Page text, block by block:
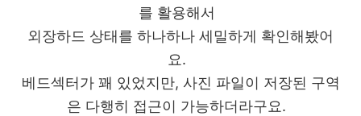
를 활용해서
외장하드 상태를 하나하나 세밀하게 확인해봤어
요.
베드섹터가 꽤 있었지만, 사진 파일이 저장된 구역
은 다행히 접근이 가능하더라구요.